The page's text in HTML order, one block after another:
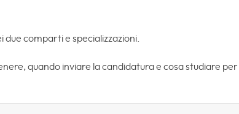
comparti e specializzazioni.
quando inviare la candidatura e cosa studiare per